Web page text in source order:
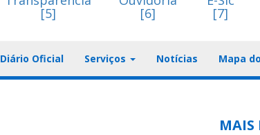
[5] [6] [7]
Diário Oficial Serviços Notícias Mapa
MAIS